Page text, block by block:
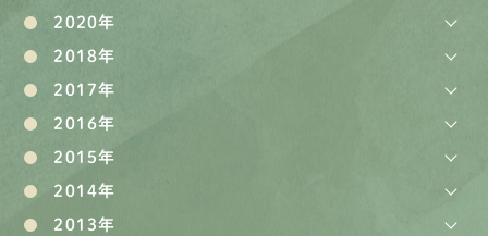
2020年
2018年
2017年
2016年
2015年
2014年
2013年